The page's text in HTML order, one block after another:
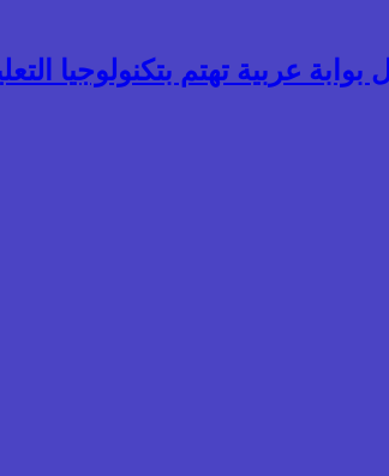
بوابة عربية تهتم بتكنولوجيا